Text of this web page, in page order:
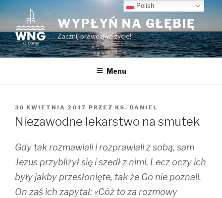
Przeskocz
do
treści
WYPŁYŃ NA GŁĘBIĘ
Zacznij prawdziwe życie!
Menu
OPUBLIKOWANE
W
30 KWIETNIA 2017 PRZEZ KS. DANIEL
Niezawodne lekarstwo na smutek
Gdy tak rozmawiali i rozprawiali z sobą, sam
Jezus przybliżył się i szedł z nimi. Lecz oczy ich
były jakby przesłonięte, tak że Go nie poznali.
On zaś ich zapytał: «Cóż to za rozmowy
Polish